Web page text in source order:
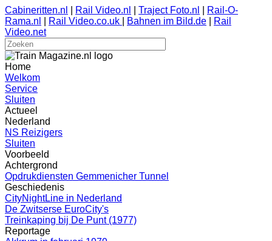
Cabineritten.nl Rail Video.nl Traject Foto.nl
Rail-O-
Rama.nl
Rail Video.co.uk Bahnen im Bild.de
Rail
Video.net
Home
Welkom
Service
Sluiten
Actueel
Nederland
NS Reizigers
Sluiten
Voorbeeld
Achtergrond
Opdrukdiensten Gemmenicher Tunnel
Geschiedenis
CityNightLine in Nederland
De Zwitserse EuroCity's
Treinkaping bij De Punt (1977)
Reportage